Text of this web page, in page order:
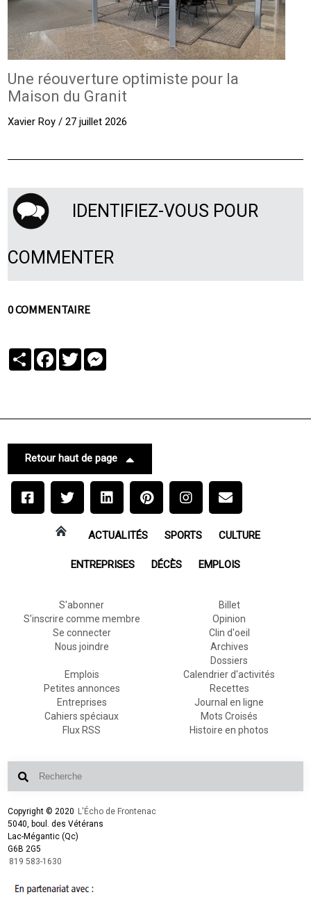
Une réouverture optimiste pour la
Maison du Granit
Xavier Roy / 27 juillet 2026
IDENTIFIEZ-VOUS POUR
COMMENTER
0 COMMENTAIRE
PartagerFacebook
Twitter
Retour haut de page
ACTUALITÉS SPORTS CULTURE
ENTREPRISES DÉCÈS EMPLOIS
S'abonner
S'inscrire comme membre
Se connecter
Nous joindre
Billet
Opinion
Clin d'oeil
Archives
Dossiers
Emplois
Petites annonces
Entreprises
Cahiers spéciaux
Flux RSS
Calendrier d'activités
Recettes
Journal en ligne
Mots Croisés
Histoire en photos
Copyright © 2020 L'Écho de Frontenac
5040, boul. des Vétérans
Lac-Mégantic (Qc)
G6B 2G5
819 583-1630